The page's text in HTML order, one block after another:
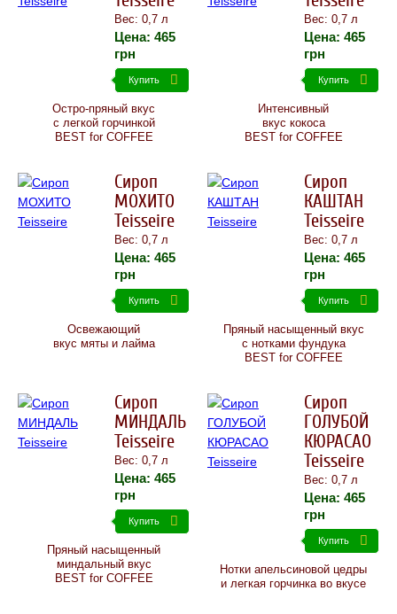
Вес: 0,7 л
Цена: 465
грн
Купить
Остро-пряный вкус
с легкой горчинкой
BEST for COFFEE
Вес: 0,7 л
Цена: 465
грн
Купить
Интенсивный
вкус кокоса
BEST for COFFEE
Сироп
МОХИТО
Teisseire
Вес: 0,7 л
Цена: 465
грн
Купить
Освежающий
вкус мяты и лайма
Сироп
КАШТАН
Teisseire
Вес: 0,7 л
Цена: 465
грн
Купить
Пряный насыщенный вкус
с нотками фундука
BEST for COFFEE
Сироп
МИНДАЛЬ
Teisseire
Вес: 0,7 л
Цена: 465
грн
Купить
Пряный насыщенный
миндальный вкус
BEST for COFFEE
Сироп
ГОЛУБОЙ
КЮРАСАО
Teisseire
Вес: 0,7 л
Цена: 465
грн
Купить
Нотки апельсиновой цедры
и легкая горчинка во вкусе